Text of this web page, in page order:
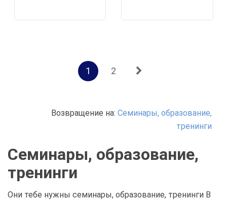
1 2
Возвращение на: Семинары, образование,
тренинги
Семинары, образование,
тренинги
Они тебе нужны семинары, образование, тренинги В